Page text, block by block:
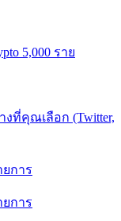
5,000 ราย
ที่คุณเลือก (Twitter,
ยการ
ยการ